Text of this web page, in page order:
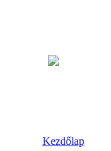
Kezdőlap